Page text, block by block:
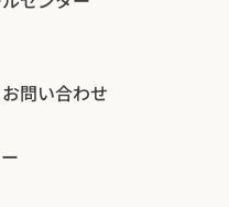
問い合わせ